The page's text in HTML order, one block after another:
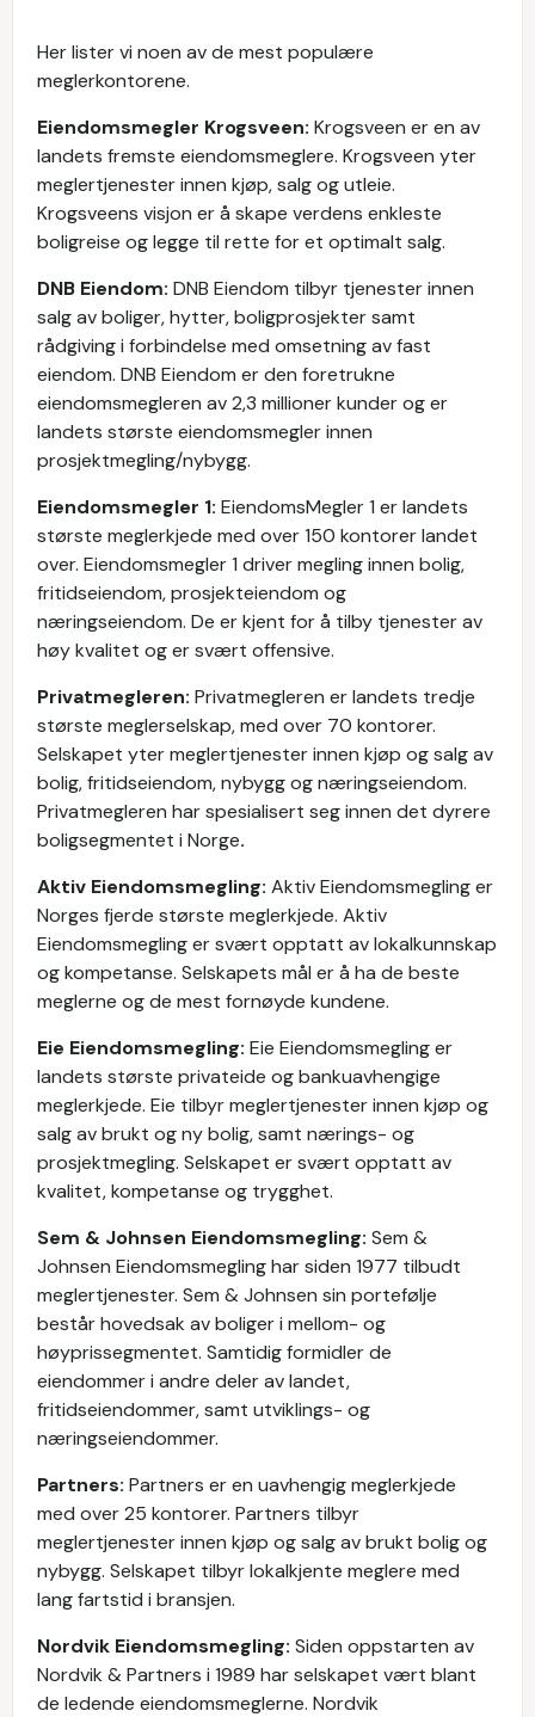
Her lister vi noen av de mest populære
meglerkontorene.
Eiendomsmegler Krogsveen: Krogsveen er en av
landets fremste eiendomsmeglere. Krogsveen yter
meglertjenester innen kjøp, salg og utleie.
Krogsveens visjon er å skape verdens enkleste
boligreise og legge til rette for et optimalt salg.
DNB Eiendom: DNB Eiendom tilbyr tjenester innen
salg av boliger, hytter, boligprosjekter samt
rådgiving i forbindelse med omsetning av fast
eiendom. DNB Eiendom er den foretrukne
eiendomsmegleren av 2,3 millioner kunder og er
landets største eiendomsmegler innen
prosjektmegling/nybygg.
Eiendomsmegler 1: EiendomsMegler 1 er landets
største meglerkjede med over 150 kontorer landet
over. Eiendomsmegler 1 driver megling innen bolig,
fritidseiendom, prosjekteiendom og
næringseiendom. De er kjent for å tilby tjenester av
høy kvalitet og er svært offensive.
Privatmegleren: Privatmegleren er landets tredje
største meglerselskap, med over 70 kontorer.
Selskapet yter meglertjenester innen kjøp og salg av
bolig, fritidseiendom, nybygg og næringseiendom.
Privatmegleren har spesialisert seg innen det dyrere
boligsegmentet i Norge.
Aktiv Eiendomsmegling: Aktiv Eiendomsmegling er
Norges fjerde største meglerkjede. Aktiv
Eiendomsmegling er svært opptatt av lokalkunnskap
og kompetanse. Selskapets mål er å ha de beste
meglerne og de mest fornøyde kundene.
Eie Eiendomsmegling: Eie Eiendomsmegling er
landets største privateide og bankuavhengige
meglerkjede. Eie tilbyr meglertjenester innen kjøp og
salg av brukt og ny bolig, samt nærings- og
prosjektmegling. Selskapet er svært opptatt av
kvalitet, kompetanse og trygghet.
Sem & Johnsen Eiendomsmegling: Sem &
Johnsen Eiendomsmegling har siden 1977 tilbudt
meglertjenester. Sem & Johnsen sin portefølje
består hovedsak av boliger i mellom- og
høyprissegmentet. Samtidig formidler de
eiendommer i andre deler av landet,
fritidseiendommer, samt utviklings- og
næringseiendommer.
Partners: Partners er en uavhengig meglerkjede
med over 25 kontorer. Partners tilbyr
meglertjenester innen kjøp og salg av brukt bolig og
nybygg. Selskapet tilbyr lokalkjente meglere med
lang fartstid i bransjen.
Nordvik Eiendomsmegling: Siden oppstarten av
Nordvik & Partners i 1989 har selskapet vært blant
de ledende eiendomsmeglerne. Nordvik